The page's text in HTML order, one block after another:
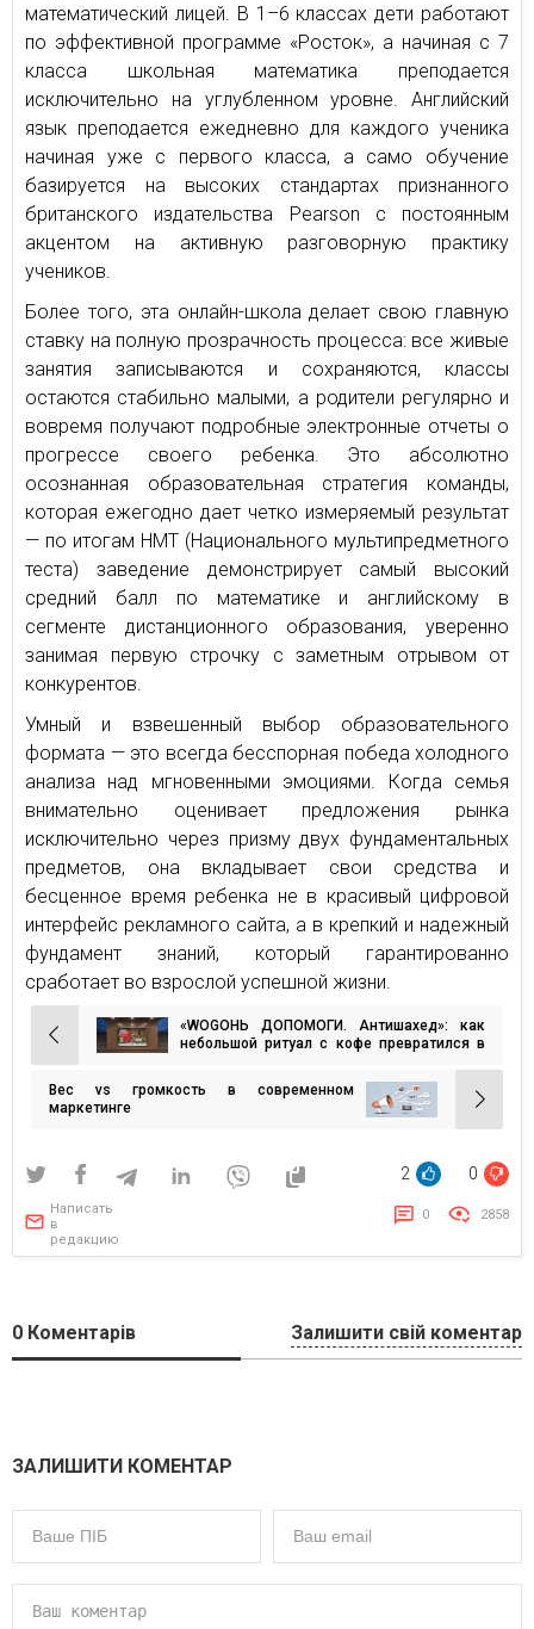
математический лицей. В 1–6 классах дети работают
по эффективной программе «Росток», а начиная с 7
класса школьная математика преподается
исключительно на углубленном уровне. Английский
язык преподается ежедневно для каждого ученика
начиная уже с первого класса, а само обучение
базируется на высоких стандартах признанного
британского издательства Pearson с постоянным
акцентом на активную разговорную практику
учеников.
Более того, эта онлайн-школа делает свою главную
ставку на полную прозрачность процесса: все живые
занятия записываются и сохраняются, классы
остаются стабильно малыми, а родители регулярно и
вовремя получают подробные электронные отчеты о
прогрессе своего ребенка. Это абсолютно
осознанная образовательная стратегия команды,
которая ежегодно дает четко измеряемый результат
— по итогам НМТ (Национального мультипредметного
теста) заведение демонстрирует самый высокий
средний балл по математике и английскому в
сегменте дистанционного образования, уверенно
занимая первую строчку с заметным отрывом от
конкурентов.
Умный и взвешенный выбор образовательного
формата — это всегда бесспорная победа холодного
анализа над мгновенными эмоциями. Когда семья
внимательно оценивает предложения рынка
исключительно через призму двух фундаментальных
предметов, она вкладывает свои средства и
бесценное время ребенка не в красивый цифровой
интерфейс рекламного сайта, а в крепкий и надежный
фундамент знаний, который гарантированно
сработает во взрослой успешной жизни.
Навигация
по
записям
«WOGОНЬ ДОПОМОГИ. Антишахед»: как
небольшой ритуал с кофе превратился в
Вес vs громкость в современном
маркетинге
2 0
Написать
в
редакцию
0 2858
0 Коментарів Залишити свій коментар
ЗАЛИШИТИ КОМЕНТАР